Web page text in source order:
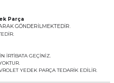
Parça
GÖNDERİLMEKTEDİR.
İRTİBATA GEÇİNİZ.
YEDEK PARÇA TEDARİK EDİLİR.